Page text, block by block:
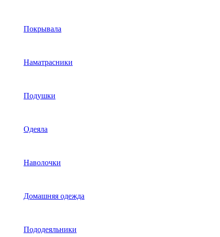
Покрывала
Наматрасники
Подушки
Одеяла
Наволочки
Домашняя одежда
Пододеяльники